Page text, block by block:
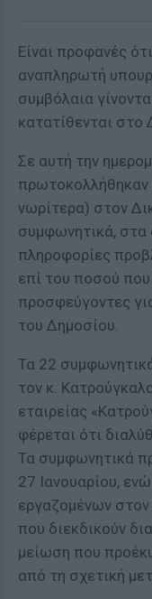
Είναι προφανές
αναπληρωτή
συμβόλαια
κατατίθενται στο
Σε αυτή την
πρωτοκολλήθηκαν
νωρίτερα) στον
συμφωνητικά, στα
πληροφορίες
επί του ποσού
προσφεύγοντες
του Δημοσίου.
Τα 22
τον κ.
εταιρείας
φέρεται ότι
Τα συμφωνητικά
27 Ιανουαρίου,
εργαζομένων
που διεκδικούν
μείωση που
από τη σχετική